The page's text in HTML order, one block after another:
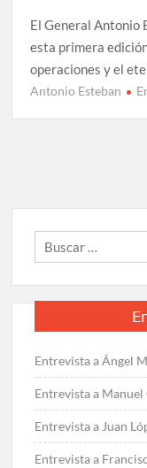
El General Antonio
esta primera
operaciones y el
Antonio Esteban
Entrevista a Ángel
Entrevista a
Entrevista a Juan
Entrevista a